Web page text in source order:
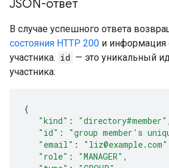
JSON-ответ
В случае успешного ответа
состояния HTTP 200 и информация
участника. id — это уникальный
участника:
{
"kind" : "directory#member" ,
"id" : "group member's
"email" : "liz@example.com"
"role" : "MANAGER" ,